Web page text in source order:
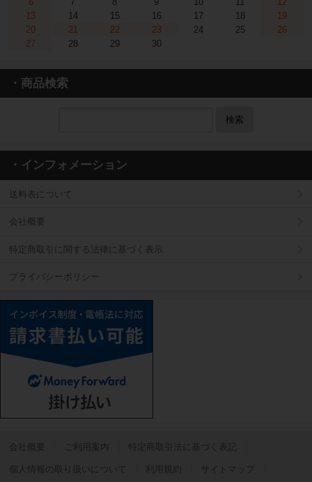
13
14 15 16 17 18
19
20
21 22 23 24 25
26
27
28 29 30
・商品検索
検索
・インフォメーション
送料表について
会社概要
特定商取引に関する法律に基づく表示
プライバシーポリシー
会社概要 ご利用案内 特定商取引法に基づく表記
個人情報の取り扱いについて 利用規約 サイトマップ